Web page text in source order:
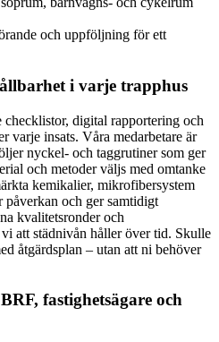
och uppföljning för ett
i varje trapphus
checklistor, digital rapportering och
varje insats. Våra medarbetare är
nyckel- och taggrutiner som ger
och metoder väljs med omtanke
kemikalier, mikrofibersystem
och ger samtidigt
kvalitetsronder och
att städnivån håller över tid. Skulle
åtgärdsplan – utan att ni behöver
fastighetsägare och